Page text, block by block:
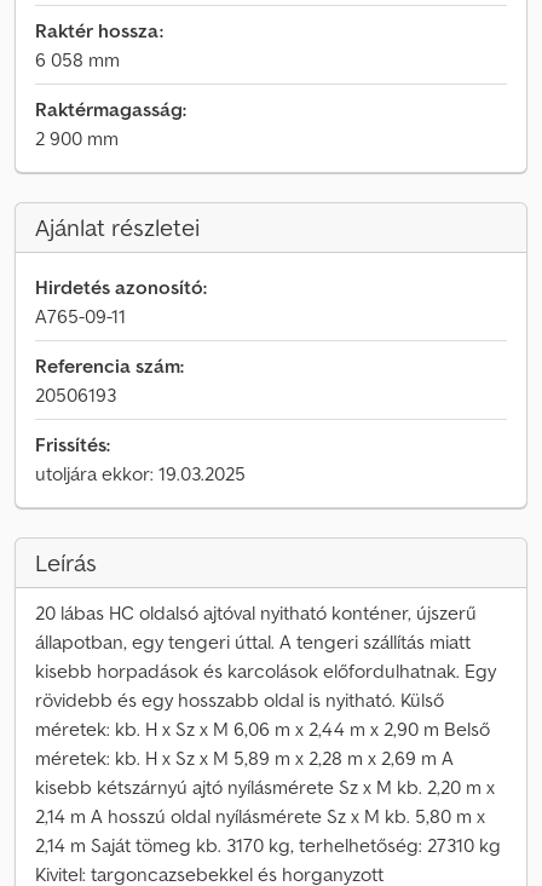
Raktér hossza:
6 058 mm
Raktérmagasság:
2 900 mm
Ajánlat részletei
Hirdetés azonosító:
A765-09-11
Referencia szám:
20506193
Frissítés:
utoljára ekkor: 19.03.2025
Leírás
20 lábas HC oldalsó ajtóval nyitható konténer, újszerű
állapotban, egy tengeri úttal. A tengeri szállítás miatt
kisebb horpadások és karcolások előfordulhatnak. Egy
rövidebb és egy hosszabb oldal is nyitható. Külső
méretek: kb. H x Sz x M 6,06 m x 2,44 m x 2,90 m Belső
méretek: kb. H x Sz x M 5,89 m x 2,28 m x 2,69 m A
kisebb kétszárnyú ajtó nyílásmérete Sz x M kb. 2,20 m x
2,14 m A hosszú oldal nyílásmérete Sz x M kb. 5,80 m x
2,14 m Saját tömeg kb. 3170 kg, terhelhetőség: 27310 kg
Kivitel: targoncazsebekkel és horganyzott